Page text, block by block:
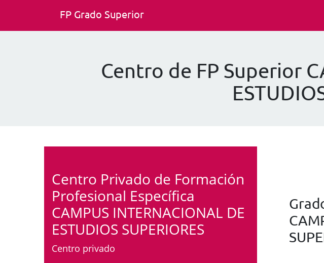
FP Grado Superior
Centro de FP Superior
Centro Privado de Formación
Profesional Específica
CAMPUS INTERNACIONAL DE
ESTUDIOS SUPERIORES
Centro privado